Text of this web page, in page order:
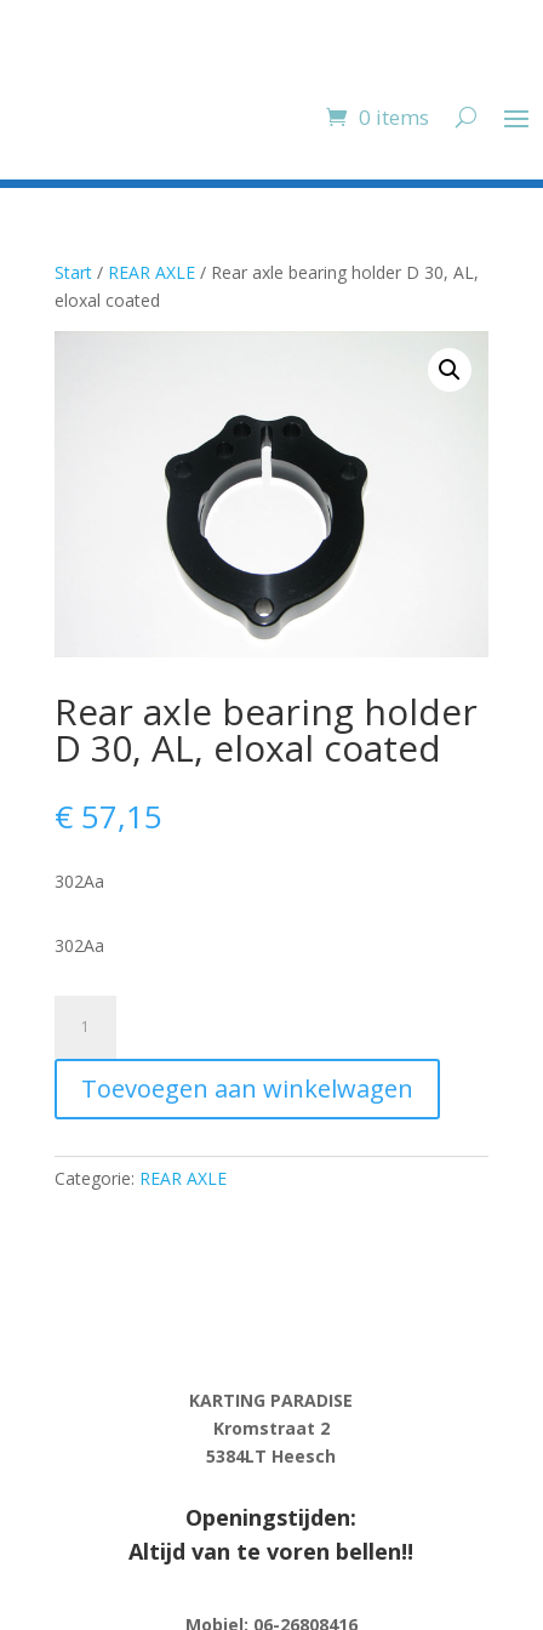
0 items
Start/ REAR AXLE/ Rear axle bearing holder D 30, AL,
eloxal coated
Rear axle bearing holder
D 30, AL, eloxal coated
€57,15
302Aa
302Aa
bearing
holder
D
AL,
Toevoegen aan winkelwagen
Categorie: REAR AXLE
KARTING PARADISE
Kromstraat 2
5384LT Heesch
Openingstijden:
Altijd van te voren bellen!!
Mobiel: 06-26808416